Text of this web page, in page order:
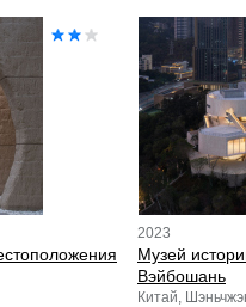
2023
Музей
Вэйбошань
Китай,